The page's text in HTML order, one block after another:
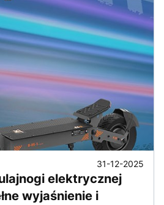
31-12-2025
elektrycznej
wyjaśnienie i